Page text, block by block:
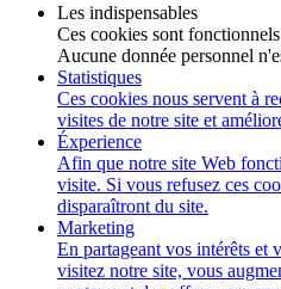
Les indispensables
Ces cookies sont
Aucune donnée personnel
Statistiques
Ces cookies nous servent à
visites de notre site et
Éxperience
Afin que notre site Web
visite. Si vous refusez ces
disparaîtront du site.
Marketing
En partageant vos intérêts et
visitez notre site, vous